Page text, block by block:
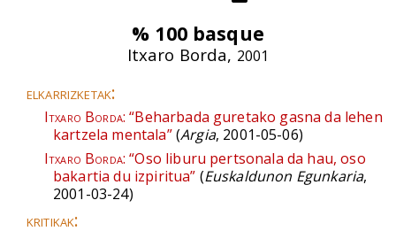
% 100 basque
Itxaro Borda, 2001
elkarrizketak:
Itxaro Borda: “Beharbada guretako gasna da lehen
kartzela mentala”(Argia, 2001-05-06)
Itxaro Borda: “Oso liburu pertsonala da hau, oso
bakartia du izpiritua” (Euskaldunon Egunkaria,
2001-03-24)
kritikak: